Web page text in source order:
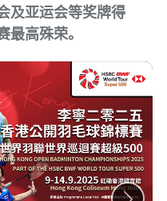
及亚运会等奖牌得
最高殊荣。